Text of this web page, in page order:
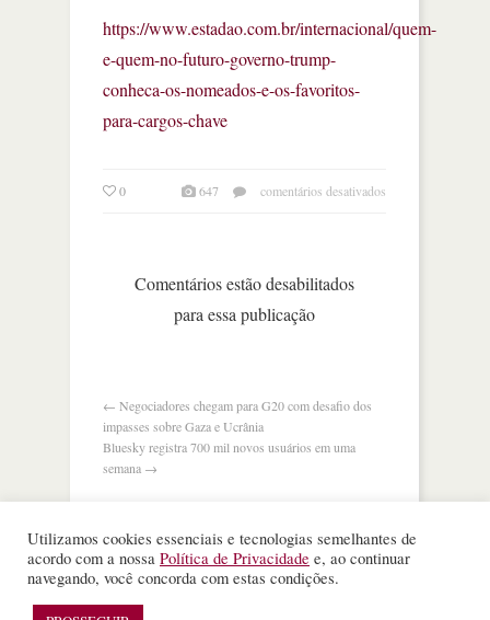
https://www.estadao.com.br/internacional/quem-
e-quem-no-futuro-governo-trump-
conheca-os-nomeados-e-os-favoritos-
para-cargos-chave
0 647 comentários desativados
Comentários estão desabilitados
para essa publicação
← Negociadores chegam para G20 com desafio dos
impasses sobre Gaza e Ucrânia
Bluesky registra 700 mil novos usuários em uma
semana →
Nota Alta ESPM
. Todos os direitos reservados.
Utilizamos cookies essenciais e tecnologias semelhantes de
acordo com a nossa Política de Privacidade e, ao continuar
navegando, você concorda com estas condições.